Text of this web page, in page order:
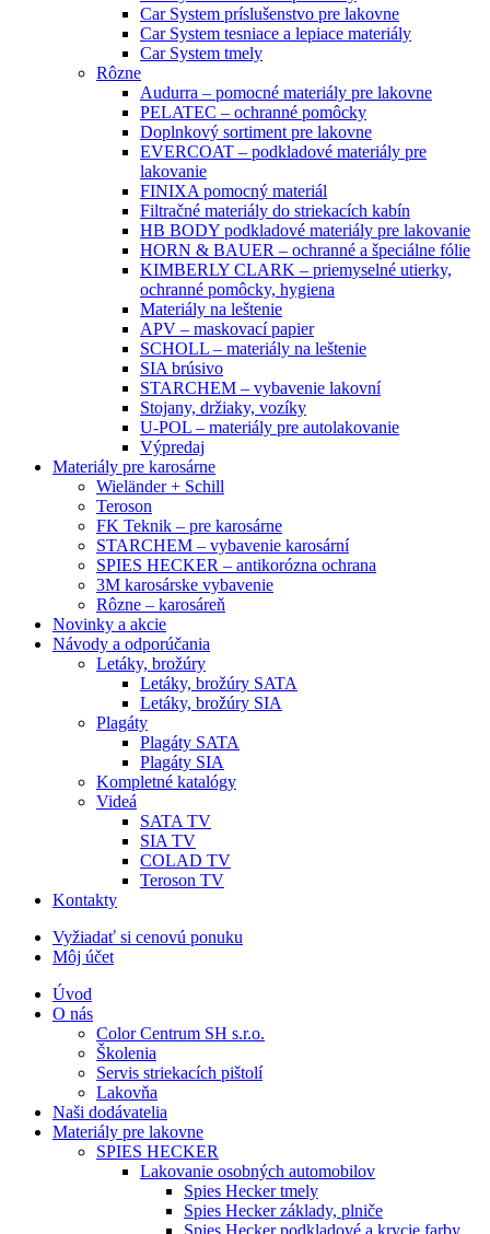
Car System príslušenstvo pre lakovne
Car System tesniace a lepiace materiály
Car System tmely
Rôzne
Audurra – pomocné materiály pre lakovne
PELATEC – ochranné pomôcky
Doplnkový sortiment pre lakovne
EVERCOAT – podkladové materiály pre
lakovanie
FINIXA pomocný materiál
Filtračné materiály do striekacích kabín
HB BODY podkladové materiály pre lakovanie
HORN & BAUER – ochranné a špeciálne fólie
KIMBERLY CLARK – priemyselné utierky,
ochranné pomôcky, hygiena
Materiály na leštenie
APV – maskovací papier
SCHOLL – materiály na leštenie
SIA brúsivo
STARCHEM – vybavenie lakovní
Stojany, držiaky, vozíky
U-POL – materiály pre autolakovanie
Výpredaj
Materiály pre karosárne
Wieländer + Schill
Teroson
FK Teknik – pre karosárne
STARCHEM – vybavenie karosární
SPIES HECKER – antikorózna ochrana
3M karosárske vybavenie
Rôzne – karosáreň
Novinky a akcie
Návody a odporúčania
Letáky, brožúry
Letáky, brožúry SATA
Letáky, brožúry SIA
Plagáty
Plagáty SATA
Plagáty SIA
Kompletné katalógy
Videá
SATA TV
SIA TV
COLAD TV
Teroson TV
Kontakty
Vyžiadať si cenovú ponuku
Môj účet
Úvod
O nás
Color Centrum SH s.r.o.
Školenia
Servis striekacích pištolí
Lakovňa
Naši dodávatelia
Materiály pre lakovne
SPIES HECKER
Lakovanie osobných automobilov
Spies Hecker tmely
Spies Hecker základy, plniče
Spies Hecker podkladové a krycie farby